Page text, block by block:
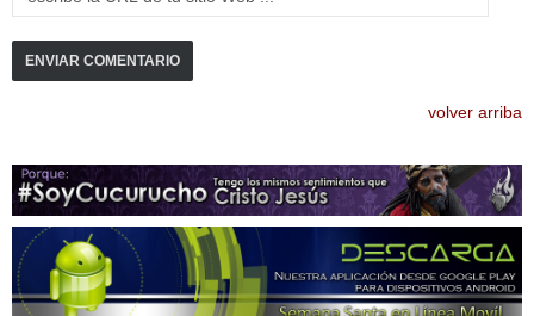
volver arriba